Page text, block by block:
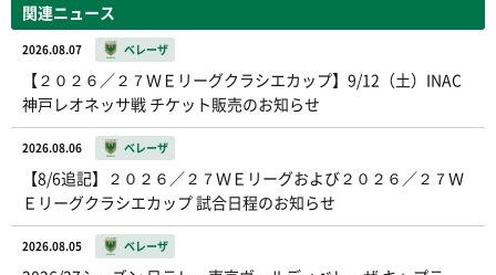
関連ニュース
2026.08.07 ベレーザ
【２０２６／２７ＷＥリーグクラシエカップ】9/12（土）INAC
神戸レオネッサ戦 チケット販売のお知らせ
2026.08.06 ベレーザ
【8/6追記】２０２６／２７ＷＥリーグおよび２０２６／２７Ｗ
Ｅリーグクラシエカップ 試合日程のお知らせ
2026.08.05 ベレーザ